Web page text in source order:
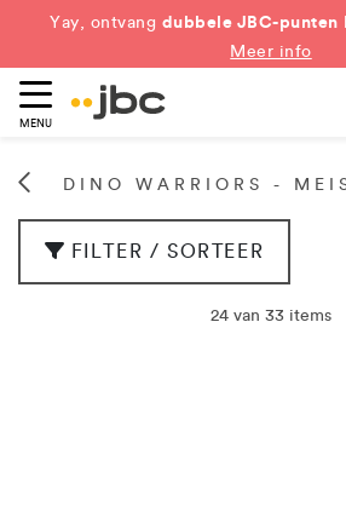
Yay, ontvang dubbele JBC-punten
Meer info
MENU
DINO WARRIORS -
FILTER / SORTEER
24 van 33 items